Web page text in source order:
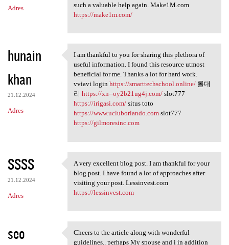
Adres
such a valuable help again. Make1M.com
https://make1m.com/
hunain
khan
21.12.2024
Adres
I am thankful to you for
I am thankful to you for sharing this plethora of
useful information. I found this resource utmost
beneficial for me. Thanks a lot for hard work.
vviavi login https://smarttechschool.online/롤대
리 https://xn--oy2b21ug4j.com/slot777
https://irigasi.com/situs toto
https://www.ucluborlando.comslot777
https://gilmoresinc.com
SSSS
21.12.2024
Adres
A very excellent blog post. I
A very excellent blog post. I am thankful for your
blog post. I have found a lot of approaches after
visiting your post. Lessinvest.com
https://lessinvest.com
seo Cheers to the article along
Cheers to the article along with wonderful
guidelines.. perhaps My spouse and i in addition